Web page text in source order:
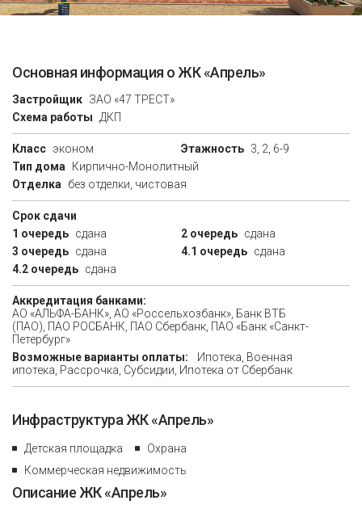
Основная информация о ЖК «Апрель»
Застройщик ЗАО «47 ТРЕСТ»
Схема работы
ДКП
Класс эконом Этажность 3, 2, 6-9
Тип дома
Кирпично-Монолитный
Отделка
без отделки, чистовая
Срок сдачи
1 очередь сдана 2 очередь сдана
3 очередь сдана 4.1 очередь сдана
4.2 очередь сдана
Аккредитация банками:
АО «АЛЬФА-БАНК», АО «Россельхозбанк», Банк ВТБ
(ПАО), ПАО РОСБАНК, ПАО Сбербанк, ПАО «Банк «Санкт-
Петербург»
Возможные варианты оплаты:
Ипотека, Военная
ипотека, Рассрочка, Субсидии, Ипотека от Сбербанк
Инфраструктура ЖК «Апрель»
Детская площадка
Охрана
Коммерческая недвижимость
Описание ЖК «Апрель»